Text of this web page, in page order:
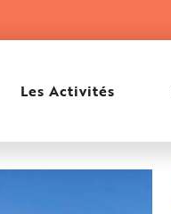
Les Activités